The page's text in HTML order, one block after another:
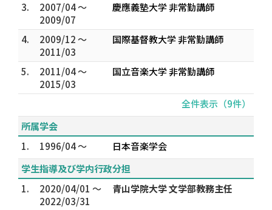
3.
2007/04 ～
2009/07
慶應義塾大学 非常勤講師
4.
2009/12 ～
2011/03
国際基督教大学 非常勤講師
5.
2011/04 ～
2015/03
国立音楽大学 非常勤講師
全件表示（9件）
所属学会
1.
1996/04 ～
日本音楽学会
学生指導及び学内行政分担
1.
2020/04/01 ～
2022/03/31
青山学院大学 文学部教務主任